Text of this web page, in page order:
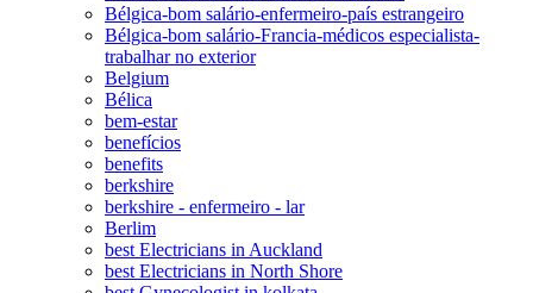
Bélgica-bom salário-enfermeiro-país estrangeiro
Bélgica-bom salário-Francia-médicos especialista-
trabalhar no exterior
Belgium
Bélica
bem-estar
benefícios
benefits
berkshire
berkshire - enfermeiro - lar
Berlim
best Electricians in Auckland
best Electricians in North Shore